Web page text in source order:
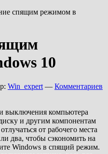
спящим режимом в
10
Win_expert — Комментариев
выключения компьютера
и другим компонентам
от рабочего места
два, чтобы сэкономить на
Windows в спящий режим.